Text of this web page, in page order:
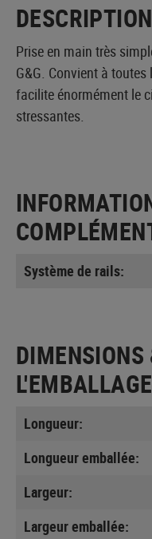
DESCRIPTION
Prise en main très
G&G. Convient à
facilite énormément le
stressantes.
Système de rails:
DIMENSIONS
L'EMBALLAGE
Longueur:
Longueur emballée:
Largeur:
Largeur emballée: